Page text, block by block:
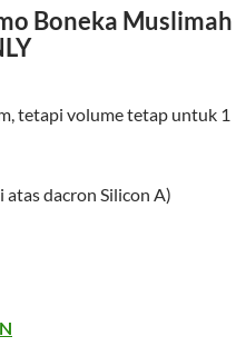
Boneka Muslimah
tetapi volume tetap untuk 1
dacron Silicon A)